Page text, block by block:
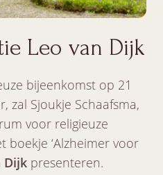
Leo van Dijk
bijeenkomst op 21
zal Sjoukje Schaafsma,
voor religieuze
boekje ‘Alzheimer voor
Dijk presenteren.